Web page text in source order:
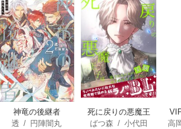
神竜の後継者
透 / 円陣闇丸
死に戻りの悪魔王
子は、愛されるた
ばつ森 / 小代田
高